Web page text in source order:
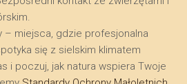
– miejsca, gdzie profesjonalna
się z sielskim klimatem
i poczuj, jak natura wspiera Twoje